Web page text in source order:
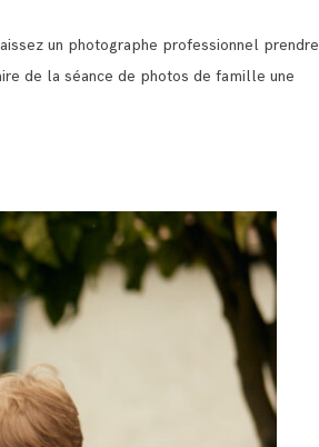
un photographe professionnel prendre
de la séance de photos de famille une